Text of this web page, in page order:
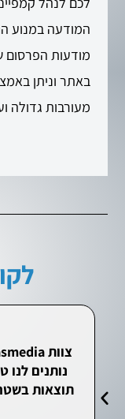
המודעה במנוע
מודעות הפרסום
באתר וניתן
מעורבות גדולה
נותנים
תוצאות